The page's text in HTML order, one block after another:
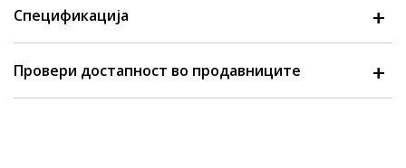
Спецификација
Провери достапност во продавниците